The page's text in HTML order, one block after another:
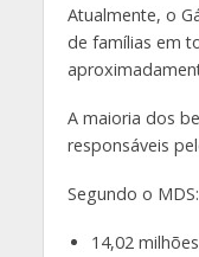
Atualmente, o
de famílias em
A maioria dos
responsáveis
Segundo o MDS:
14,02